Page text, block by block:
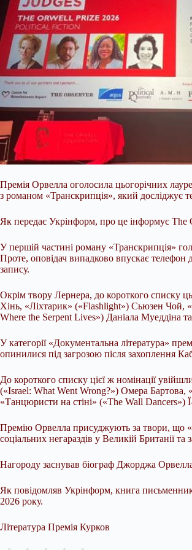
Премія Орвелла оголосила цьогорічних
з романом «Транскрипція», який досліджує
Як передає Укрінформ, про це інформує The
У першій частині роману «Транскрипція»
Проте, оповідач випадково впускає телефон
запису.
Окрім твору Лернера, до короткого списку
Хінь, «Ліхтарик» («Flashlight») Сьюзен Чой,
Where the Serpent Lives») Даніала Муеддіна
У категорії «Документальна література»
опинилися під загрозою після захоплення
До короткого списку цієї ж номінації
(«Israel: What Went Wrong?») Омера Бартова,
«Танцюристи на стіні» («The Wall
Премію Орвелла присуджують за твори, що
соціальних негараздів у Великій Британії
Нагороду заснував біограф Джорджа Орвелла
Як повідомляв Укрінформ, книга
2026 року.
Література Премія Курков